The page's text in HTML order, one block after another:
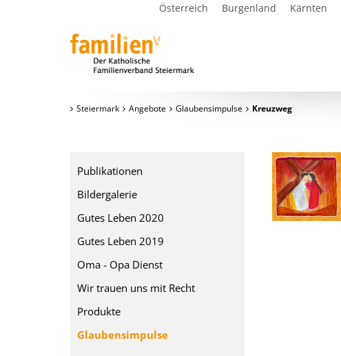
Österreich Burgenland Kärnten
Steiermark Angebote Glaubensimpulse Kreuzweg
Publikationen
Bildergalerie
Gutes Leben 2020
Gutes Leben 2019
Oma - Opa Dienst
Wir trauen uns mit Recht
Produkte
Glaubensimpulse